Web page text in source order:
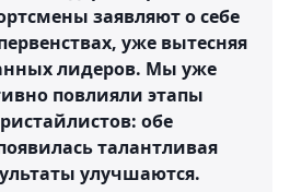
заявляют о себе
уже вытесняя
лидеров. Мы уже
повлияли этапы
обе
талантливая
улучшаются.